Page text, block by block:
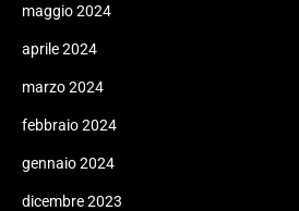
maggio 2024
aprile 2024
marzo 2024
febbraio 2024
gennaio 2024
dicembre 2023